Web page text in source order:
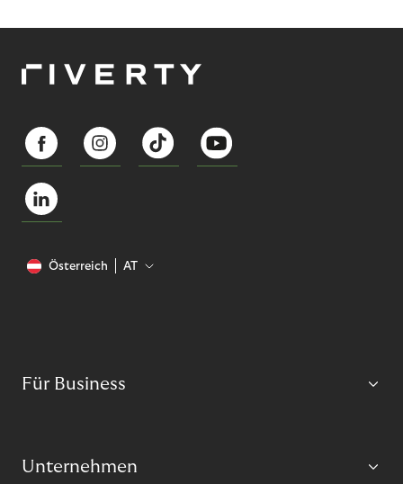
Österreich AT
Für Business
Unternehmen